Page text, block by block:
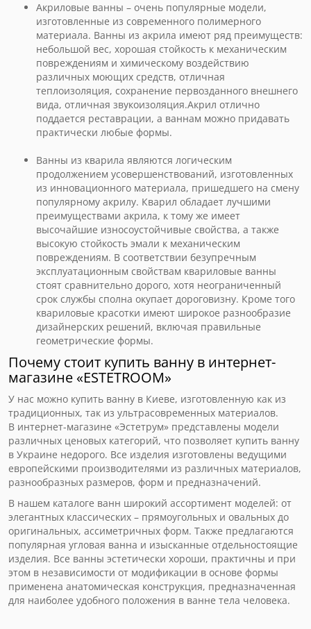
Акриловые ванны – очень популярные модели,
изготовленные из современного полимерного
материала. Ванны из акрила имеют ряд преимуществ:
небольшой вес, хорошая стойкость к механическим
повреждениям и химическому воздействию
различных моющих средств, отличная
теплоизоляция, сохранение первозданного внешнего
вида, отличная звукоизоляция.Акрил отлично
поддается реставрации, а ваннам можно придавать
практически любые формы.
Ванны из кварила являются логическим
продолжением усовершенствований, изготовленных
из инновационного материала, пришедшего на смену
популярному акрилу. Кварил обладает лучшими
преимуществами акрила, к тому же имеет
высочайшие износоустойчивые свойства, а также
высокую стойкость эмали к механическим
повреждениям. В соответствии безупречным
эксплуатационным свойствам квариловые ванны
стоят сравнительно дорого, хотя неограниченный
срок службы сполна окупает дороговизну. Кроме того
квариловые красотки имеют широкое разнообразие
дизайнерских решений, включая правильные
геометрические формы.
Почему стоит купить ванну в интернет-
магазине «ESTETROOM»
У нас можно купить ванну в Киеве, изготовленную как из
традиционных, так из ультрасовременных материалов.
В интернет-магазине «Эстетрум» представлены модели
различных ценовых категорий, что позволяет купить ванну
в Украине недорого. Все изделия изготовлены ведущими
европейскими производителями из различных материалов,
разнообразных размеров, форм и предназначений.
В нашем каталоге ванн широкий ассортимент моделей: от
элегантных классических – прямоугольных и овальных до
оригинальных, ассиметричных форм. Также предлагаются
популярная угловая ванна и изысканные отдельностоящие
изделия. Все ванны эстетически хороши, практичны и при
этом в независимости от модификации в основе формы
применена анатомическая конструкция, предназначенная
для наиболее удобного положения в ванне тела человека.